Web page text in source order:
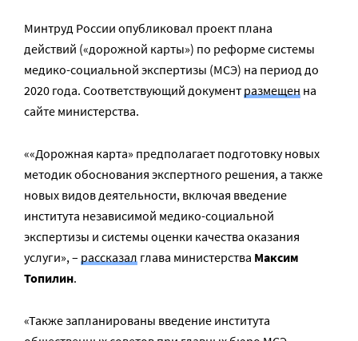
Минтруд России опубликовал проект плана
действий («дорожной карты») по реформе системы
медико-социальной экспертизы (МСЭ) на период до
2020 года. Соответствующий документразмещен на
сайте министерства.
««Дорожная карта» предполагает подготовку новых
методик обоснования экспертного решения, а также
новых видов деятельности, включая введение
института независимой медико-социальной
экспертизы и системы оценки качества оказания
услуги», – рассказал глава министерства Максим
Топилин.
«Также запланированы введение института